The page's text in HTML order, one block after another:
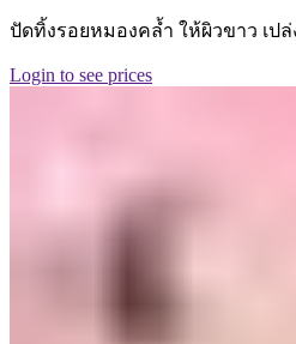
ปัดทิ้งรอยหมองคล้ำ ให้ผิวขาว เป
Login to see prices